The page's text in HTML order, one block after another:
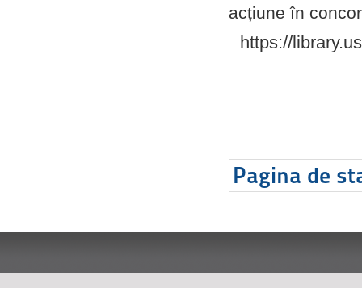
acțiune în
https://
Pagina de